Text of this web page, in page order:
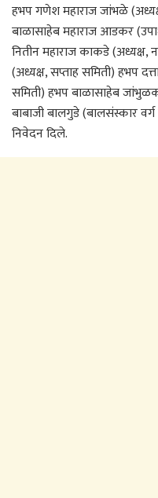
हभप गणेश महाराज जांभळे
बाळासाहेब महाराज आडकर
नितीन महाराज काकडे
(अध्यक्ष, सप्ताह समिती) हभप
समिती) हभप बाळासाहेब
बाबाजी बालगुडे (बालसंस्कार
निवेदन दिले.